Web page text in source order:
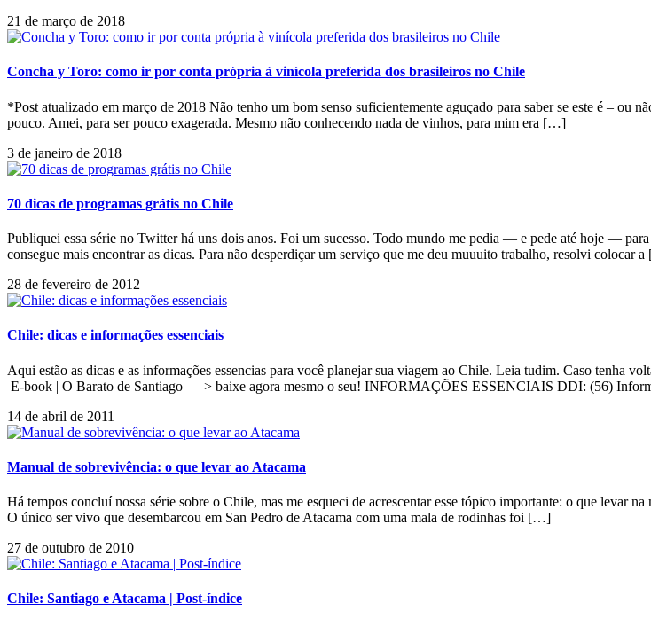
21 de março de 2018
Concha y Toro: como ir por conta própria à vinícola preferida dos brasileiros no Chile
*Post atualizado em março de 2018 Não tenho um bom senso suficientemente aguçado para saber se este é – ou
pouco. Amei, para ser pouco exagerada. Mesmo não conhecendo nada de vinhos, para mim era […]
3 de janeiro de 2018
70 dicas de programas grátis no Chile
Publiquei essa série no Twitter há uns dois anos. Foi um sucesso. Todo mundo me pedia — e pede até hoje —
consegue mais encontrar as dicas. Para não desperdiçar um serviço que me deu muuuito trabalho, resolvi colocar
28 de fevereiro de 2012
Chile: dicas e informações essenciais
Aqui estão as dicas e as informações essencias para você planejar sua viagem ao Chile. Leia tudim. Caso tenha
E-book | O Barato de Santiago —> baixe agora mesmo o seu! INFORMAÇÕES ESSENCIAIS DDI: (56)
14 de abril de 2011
Manual de sobrevivência: o que levar ao Atacama
Há tempos concluí nossa série sobre o Chile, mas me esqueci de acrescentar esse tópico importante: o que levar
O único ser vivo que desembarcou em San Pedro de Atacama com uma mala de rodinhas foi […]
27 de outubro de 2010
Chile: Santiago e Atacama | Post-índice